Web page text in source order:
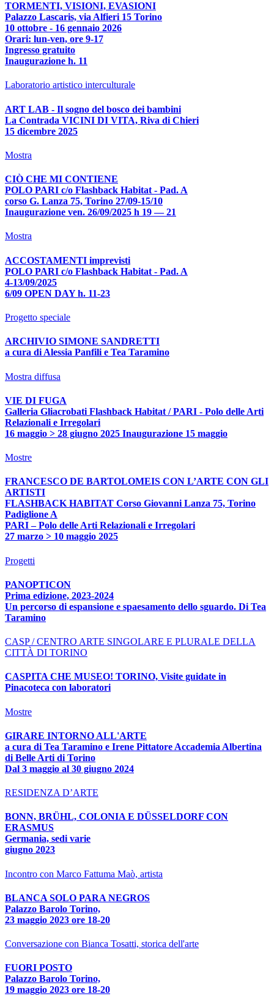
TORMENTI, VISIONI, EVASIONI
Palazzo Lascaris, via Alfieri 15 Torino
10 ottobre - 16 gennaio 2026
Orari: lun-ven, ore 9-17
Ingresso gratuito
Inaugurazione h. 11
Laboratorio artistico interculturale
ART LAB - Il sogno del bosco dei bambini
La Contrada VICINI DI VITA, Riva di Chieri
15 dicembre 2025
Mostra
CIÒ CHE MI CONTIENE
POLO PARI c/o Flashback Habitat - Pad. A
corso G. Lanza 75, Torino 27/09-15/10
Inaugurazione ven. 26/09/2025 h 19 — 21
Mostra
ACCOSTAMENTI imprevisti
POLO PARI c/o Flashback Habitat - Pad. A
4-13/09/2025
6/09 OPEN DAY h. 11-23
Progetto speciale
ARCHIVIO SIMONE SANDRETTI
a cura di Alessia Panfili e Tea Taramino
Mostra diffusa
VIE DI FUGA
Galleria Gliacrobati Flashback Habitat / PARI - Polo delle Arti
Relazionali e Irregolari
16 maggio > 28 giugno 2025 Inaugurazione 15 maggio
Mostre
FRANCESCO DE BARTOLOMEIS CON L’ARTE CON GLI
ARTISTI
FLASHBACK HABITAT Corso Giovanni Lanza 75, Torino
Padiglione A
PARI – Polo delle Arti Relazionali e Irregolari
27 marzo > 10 maggio 2025
Progetti
PANOPTICON
Prima edizione, 2023-2024
Un percorso di espansione e spaesamento dello sguardo. Di Tea
Taramino
CASP / CENTRO ARTE SINGOLARE E PLURALE DELLA
CITTÀ DI TORINO
CASPITA CHE MUSEO! TORINO, Visite guidate in
Pinacoteca con laboratori
Mostre
GIRARE INTORNO ALL'ARTE
a cura di Tea Taramino e Irene Pittatore Accademia Albertina
di Belle Arti di Torino
Dal 3 maggio al 30 giugno 2024
RESIDENZA D’ARTE
BONN, BRÜHL, COLONIA E DÜSSELDORF CON
ERASMUS
Germania, sedi varie
giugno 2023
Incontro con Marco Fattuma Maò, artista
BLANCA SOLO PARA NEGROS
Palazzo Barolo Torino,
23 maggio 2023 ore 18-20
Conversazione con Bianca Tosatti, storica dell'arte
FUORI POSTO
Palazzo Barolo Torino,
19 maggio 2023 ore 18-20